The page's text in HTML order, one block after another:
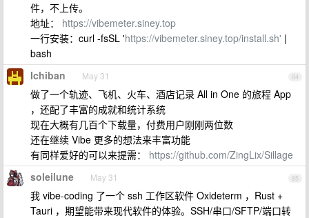
件，不上传。
地址： https://vibemeter.siney.top
一行安装：curl -fsSL 'https://vibemeter.siney.top/install.sh' |
bash
84
Ichiban May 31
做了一个轨迹、飞机、火车、酒店记录 All in One 的旅程 App
，还配了丰富的成就和统计系统
现在大概有几百个下载量，付费用户刚刚两位数
还在继续 Vibe 更多的想法来丰富功能
有同样爱好的可以来提需： https://github.com/ZingLix/Sillage
85
soleilune May 31
我 vibe-coding 了一个 ssh 工作区软件 Oxideterm ，Rust +
Tauri ，期望能带来现代软件的体验。SSH/串口/SFTP/端口转